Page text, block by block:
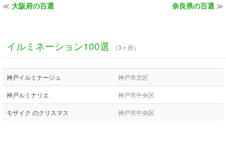
≪ 大阪府の百選 奈良県の百選 ≫
イルミネーション100選 （3ヶ所）
神戸イルミナージュ 神戸市北区
神戸ルミナリエ 神戸市中央区
モザイク のクリスマス 神戸市中央区